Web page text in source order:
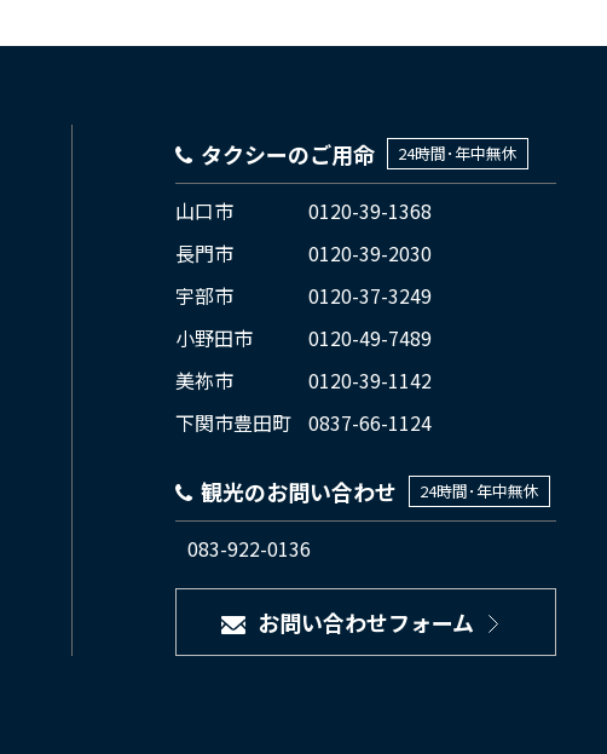
タクシーのご用命 24時間･年中無休
山口市
0120-39-1368
長門市
0120-39-2030
宇部市
0120-37-3249
小野田市
0120-49-7489
美祢市
0120-39-1142
下関市豊田町 0837-66-1124
観光のお問い合わせ 24時間･年中無休
083-922-0136
お問い合わせフォーム